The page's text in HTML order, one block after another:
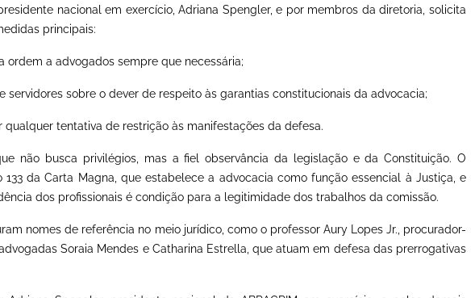
nacional em exercício, Adriana Spengler, e por membros da diretoria, solicita
principais:
ordem a advogados sempre que necessária;
servidores sobre o dever de respeito às garantias constitucionais da advocacia;
qualquer tentativa de restrição às manifestações da defesa.
não busca privilégios, mas a fiel observância da legislação e da Constituição. O
da Carta Magna, que estabelece a advocacia como função essencial à Justiça, e
dos profissionais é condição para a legitimidade dos trabalhos da comissão.
nomes de referência no meio jurídico, como o professor Aury Lopes Jr., procurador-
Soraia Mendes e Catharina Estrella, que atuam em defesa das prerrogativas